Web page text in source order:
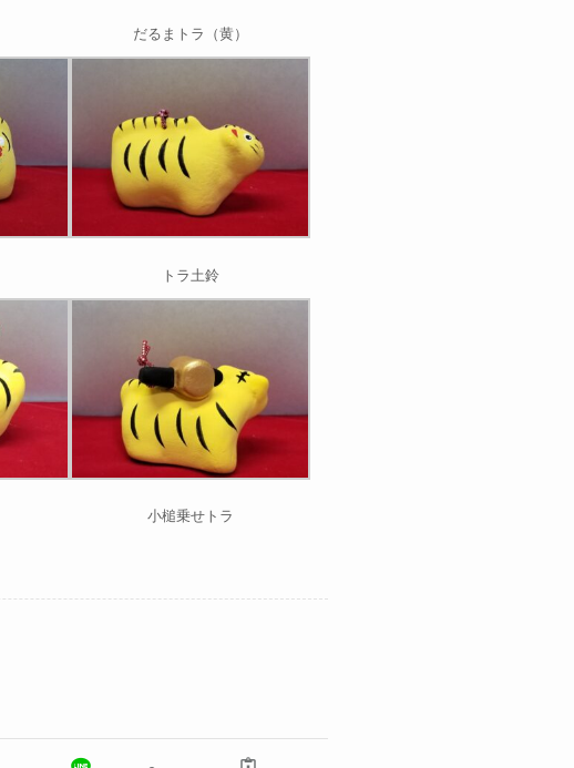
だるまトラ（黄）
トラ土鈴
小槌乗せトラ